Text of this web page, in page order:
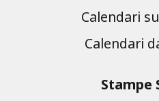
Calendari
Calendari
Stampe